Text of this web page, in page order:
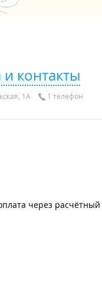
и контакты
1А 1 телефон
через расчётный